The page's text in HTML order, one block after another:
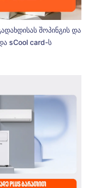
შოპინგის და
sCool card-ს